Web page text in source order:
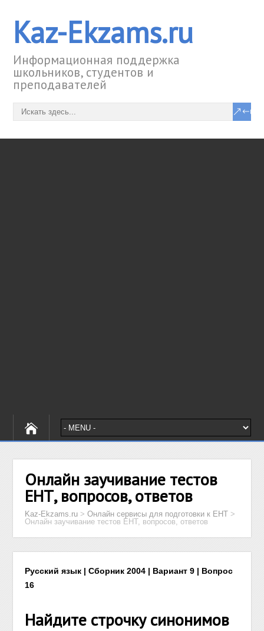
Kaz-Ekzams.ru
Информационная поддержка
школьников, студентов и
преподавателей
Онлайн заучивание тестов
ЕНТ, вопросов, ответов
Kaz-Ekzams.ru >Онлайн сервисы для подготовки к ЕНТ >
Онлайн заучивание тестов ЕНТ, вопросов, ответов
Русский язык | Сборник 2004 | Вариант 9 | Вопрос
16
Найдите строчку синонимов